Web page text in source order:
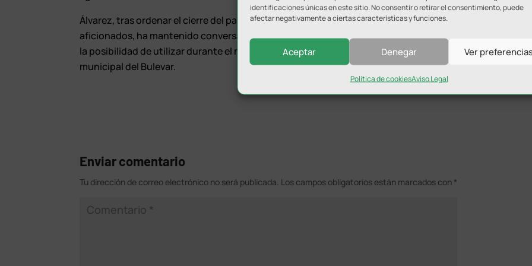
identificaciones únicas en este sitio. No consentir o retirar el consentimiento, puede
afectar negativamente a ciertas características y funciones.
Aceptar Denegar Ver
Política de cookiesAviso Legal
Álvarez, tras ordenar el cierre del pabellón de la Salobreja a fin de preservar la seguridad de jugadores y
aficionados, ha mantenido conversaciones con representantes de los cuatros clubes para plantearles
la posibilidad de utilizar durante el mes de marzo infraestructuras alternativas, entre ellas el pabellón
municipal del Bulevar.
Enviar comentario
Tu dirección de correo electrónico no será publicada. Los campos obligatorios están marcados con *